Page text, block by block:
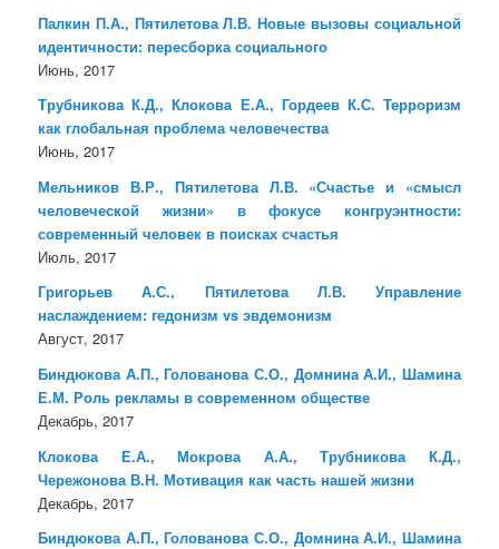
Палкин П.А., Пятилетова Л.В. Новые вызовы социальной
идентичности: пересборка социального
Июнь, 2017
Трубникова К.Д., Клокова Е.А., Гордеев К.С. Терроризм
как глобальная проблема человечества
Июнь, 2017
Мельников В.Р., Пятилетова Л.В. «Счастье и «смысл
человеческой жизни» в фокусе конгруэнтности:
современный человек в поисках счастья
Июль, 2017
Григорьев А.С., Пятилетова Л.В. Управление
наслаждением: гедонизм vs эвдемонизм
Август, 2017
Биндюкова А.П., Голованова С.О., Домнина А.И., Шамина
Е.М. Роль рекламы в современном обществе
Декабрь, 2017
Клокова Е.А., Мокрова А.А., Трубникова К.Д.,
Чережонова В.Н. Мотивация как часть нашей жизни
Декабрь, 2017
Биндюкова А.П., Голованова С.О., Домнина А.И., Шамина